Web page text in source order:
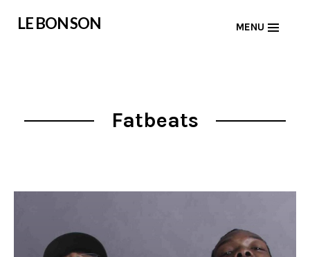
LE BON SON MENU
Fatbeats